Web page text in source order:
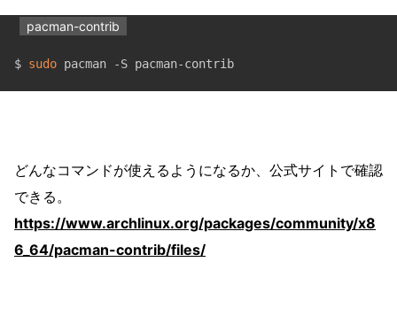
pacman-contrib
$ sudo pacman -S pacman-contrib
どんなコマンドが使えるようになるか、公式サイトで確認
できる。
https://www.archlinux.org/packages/community/x8
6_64/pacman-contrib/files/